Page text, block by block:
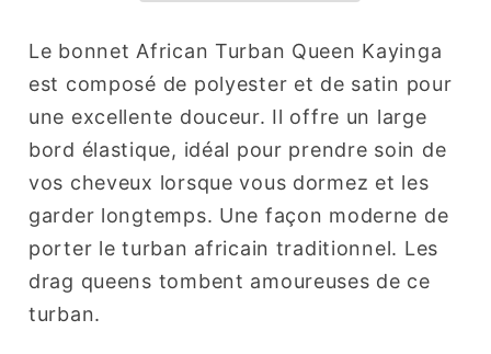
Le bonnet African Turban Queen Kayinga
est composé de polyester et de satin pour
une excellente douceur. Il offre un large
bord élastique, idéal pour prendre soin de
vos cheveux lorsque vous dormez et les
garder longtemps. Une façon moderne de
porter le turban africain traditionnel. Les
drag queens tombent amoureuses de ce
turban.